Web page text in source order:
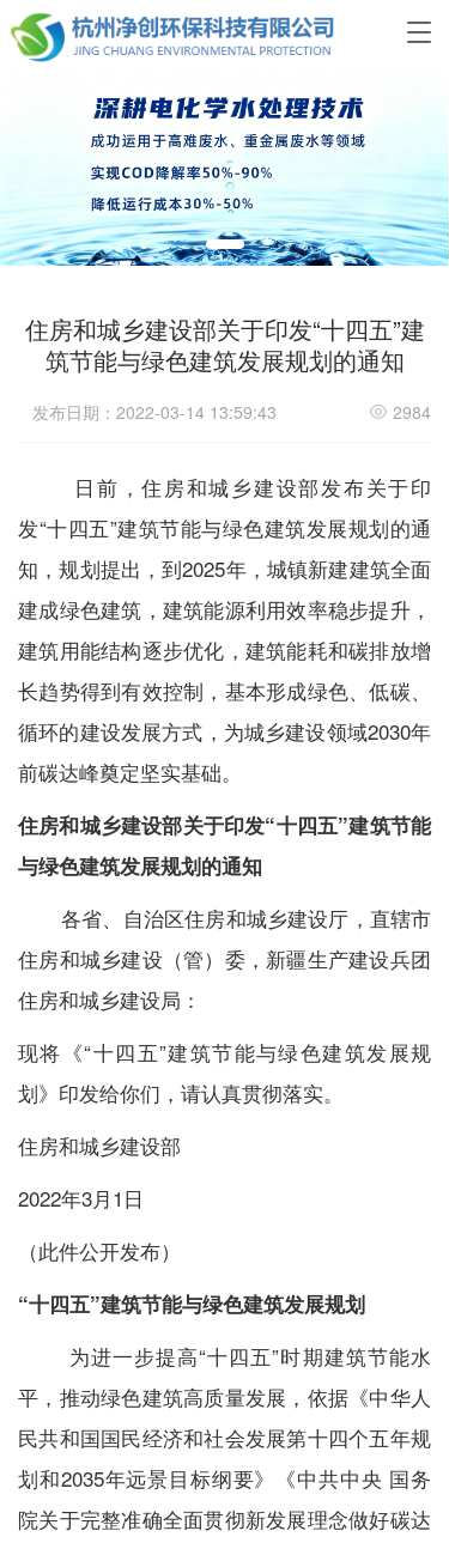
T
n
a
v
i
g
t
i
住房和城乡建设部关于印发“十四五”建
筑节能与绿色建筑发展规划的通知
发布日期：2022-03-14 13:59:43 2984
日前，住房和城乡建设部发布关于印
发“十四五”建筑节能与绿色建筑发展规划的通
知，规划提出，到2025年，城镇新建建筑全面
建成绿色建筑，建筑能源利用效率稳步提升，
建筑用能结构逐步优化，建筑能耗和碳排放增
长趋势得到有效控制，基本形成绿色、低碳、
循环的建设发展方式，为城乡建设领域2030年
前碳达峰奠定坚实基础。
住房和城乡建设部关于印发“十四五”建筑节能
与绿色建筑发展规划的通知
各省、自治区住房和城乡建设厅，直辖市
住房和城乡建设（管）委，新疆生产建设兵团
住房和城乡建设局：
现将《“十四五”建筑节能与绿色建筑发展规
划》印发给你们，请认真贯彻落实。
住房和城乡建设部
2022年3月1日
（此件公开发布）
“十四五”建筑节能与绿色建筑发展规划
为进一步提高“十四五”时期建筑节能水
平，推动绿色建筑高质量发展，依据《中华人
民共和国国民经济和社会发展第十四个五年规
划和2035年远景目标纲要》《中共中央 国务
院关于完整准确全面贯彻新发展理念做好碳达